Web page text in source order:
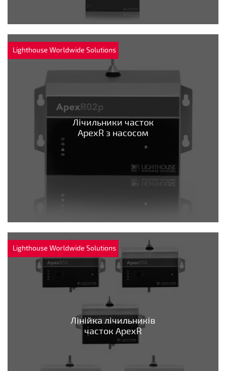
Lighthouse Worldwide Solutions
Лічильники часток
ApexR з насосом
Lighthouse Worldwide Solutions
Лінійка лічильників
часток ApexR